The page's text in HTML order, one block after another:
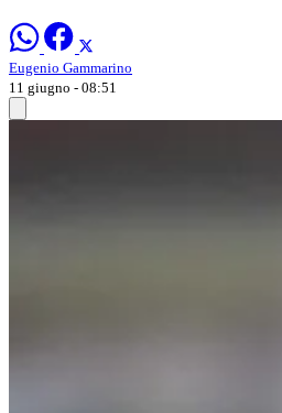
Eugenio Gammarino
11 giugno - 08:51